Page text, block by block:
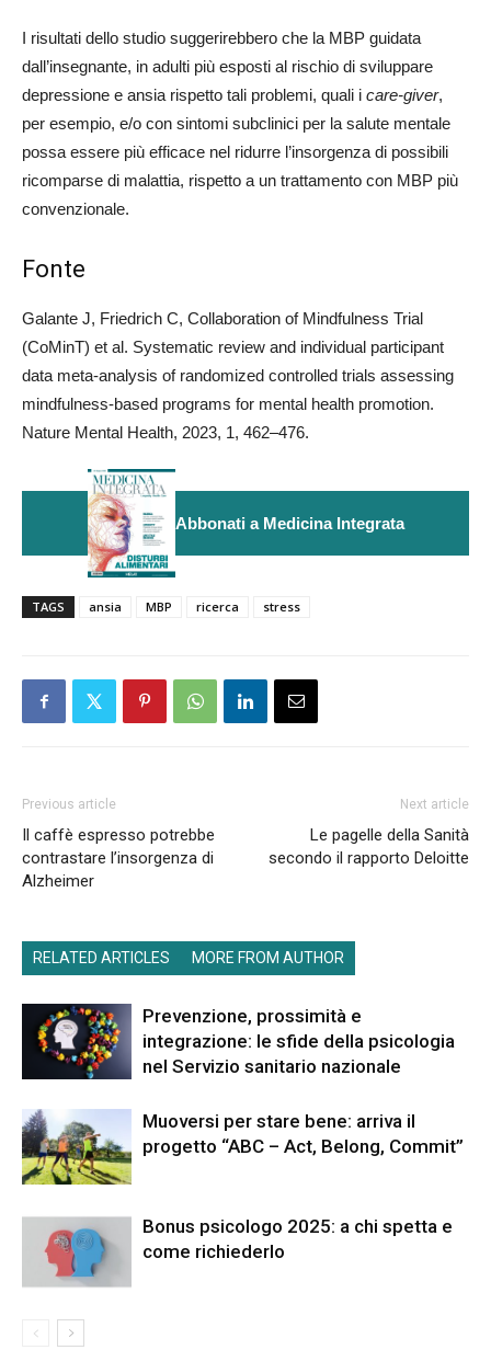
I risultati dello studio suggerirebbero che la MBP guidata
dall’insegnante, in adulti più esposti al rischio di sviluppare
depressione e ansia rispetto tali problemi, quali i care-giver,
per esempio, e/o con sintomi subclinici per la salute mentale
possa essere più efficace nel ridurre l’insorgenza di possibili
ricomparse di malattia, rispetto a un trattamento con MBP più
convenzionale.
Fonte
Galante J, Friedrich C, Collaboration of Mindfulness Trial
(CoMinT) et al. Systematic review and individual participant
data meta-analysis of randomized controlled trials assessing
mindfulness-based programs for mental health promotion.
Nature Mental Health, 2023, 1, 462–476.
Abbonati a Medicina Integrata
TAGS ansia MBP ricerca stress
Previous article
Il caffè espresso potrebbe
contrastare l’insorgenza di
Alzheimer
Next article
Le pagelle della Sanità
secondo il rapporto Deloitte
RELATED ARTICLES MORE FROM AUTHOR
Prevenzione, prossimità e
integrazione: le sfide della psicologia
nel Servizio sanitario nazionale
Muoversi per stare bene: arriva il
progetto “ABC – Act, Belong, Commit”
Bonus psicologo 2025: a chi spetta e
come richiederlo